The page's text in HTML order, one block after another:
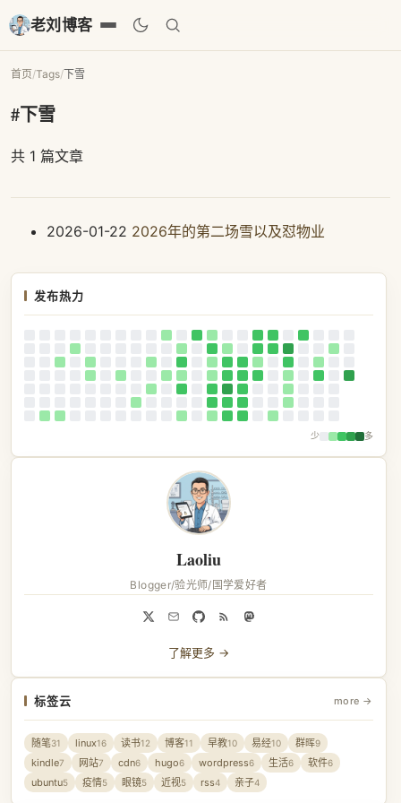
老刘博客
首页/Tags/下雪
#下雪
共 1 篇文章
2026-01-22 2026年的第二场雪以及怼物业
发布热力
少 多
Laoliu
Blogger/验光师/国学爱好者
了解更多 →
标签云 more →
随笔31 linux16 读书12 博客11 早教10 易经10 群晖9
kindle7 网站7 cdn6 hugo6 wordpress6 生活6 软件6
ubuntu5 疫情5 眼镜5 近视5 rss4 亲子4